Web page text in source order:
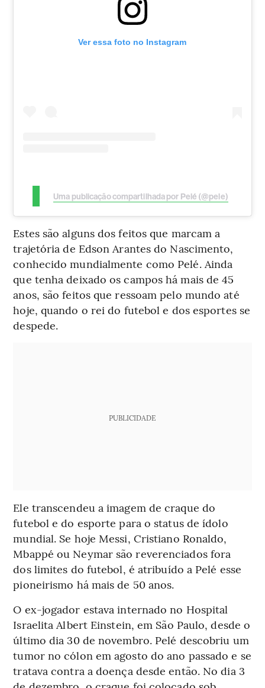
Ver essa foto no Instagram
Uma publicação compartilhada por Pelé (@pele)
Estes são alguns dos feitos que marcam a
trajetória de Edson Arantes do Nascimento,
conhecido mundialmente como Pelé. Ainda
que tenha deixado os campos há mais de 45
anos, são feitos que ressoam pelo mundo até
hoje, quando o rei do futebol e dos esportes se
despede.
PUBLICIDADE
Ele transcendeu a imagem de craque do
futebol e do esporte para o status de ídolo
mundial. Se hoje Messi, Cristiano Ronaldo,
Mbappé ou Neymar são reverenciados fora
dos limites do futebol, é atribuído a Pelé esse
pioneirismo há mais de 50 anos.
O ex-jogador estava internado no Hospital
Israelita Albert Einstein, em São Paulo, desde o
último dia 30 de novembro. Pelé descobriu um
tumor no cólon em agosto do ano passado e se
tratava contra a doença desde então. No dia 3